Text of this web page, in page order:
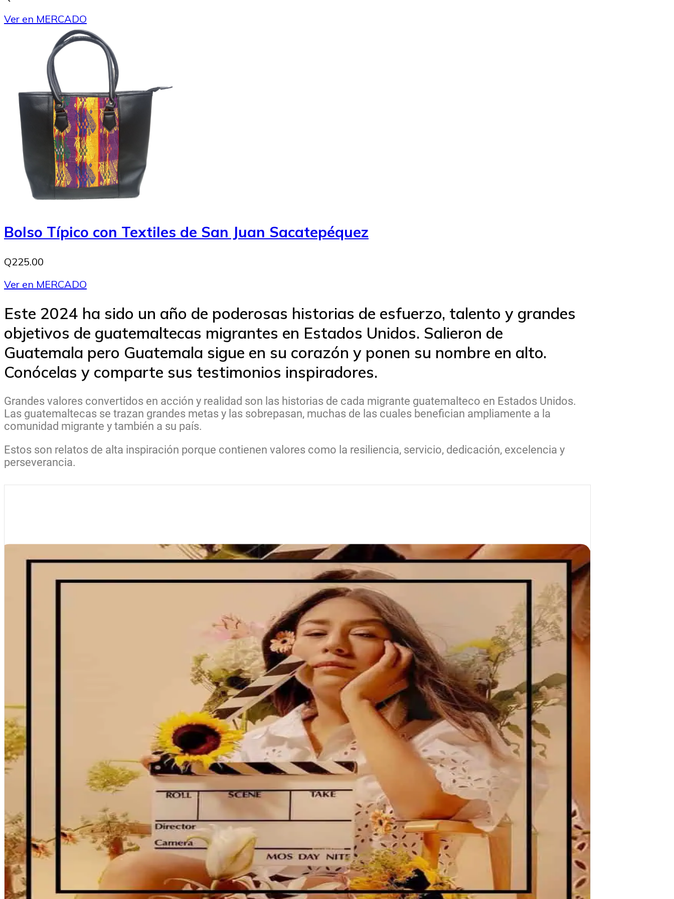
Ver en MERCADO
Bolso Típico con Textiles de San Juan Sacatepéquez
Q225.00
Ver en MERCADO
Este 2024 ha sido un año de poderosas historias de esfuerzo, talento y grandes
objetivos de guatemaltecas migrantes en Estados Unidos. Salieron de
Guatemala pero Guatemala sigue en su corazón y ponen su nombre en alto.
Conócelas y comparte sus testimonios inspiradores.
Grandes valores convertidos en acción y realidad son las historias de cada migrante guatemalteco en Estados Unidos.
Las guatemaltecas se trazan grandes metas y las sobrepasan, muchas de las cuales benefician ampliamente a la
comunidad migrante y también a su país.
Estos son relatos de alta inspiración porque contienen valores como la resiliencia, servicio, dedicación, excelencia y
perseverancia.